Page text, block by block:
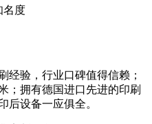
名度
经验，行业口碑值得信赖；
；拥有德国进口先进的印刷
后设备一应俱全。